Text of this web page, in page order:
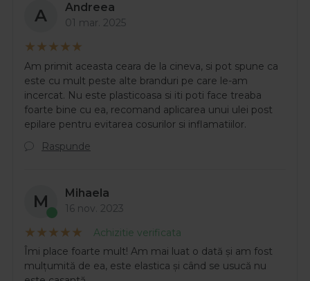
A Andreea
01 mar. 2025
Am primit aceasta ceara de la cineva, si pot spune ca
este cu mult peste alte branduri pe care le-am
incercat. Nu este plasticoasa si iti poti face treaba
foarte bine cu ea, recomand aplicarea unui ulei post
epilare pentru evitarea cosurilor si inflamatiilor.
Raspunde
M Mihaela
16 nov. 2023
Achizitie verificata
Îmi place foarte mult! Am mai luat o dată și am fost
mulțumită de ea, este elastica și când se usucă nu